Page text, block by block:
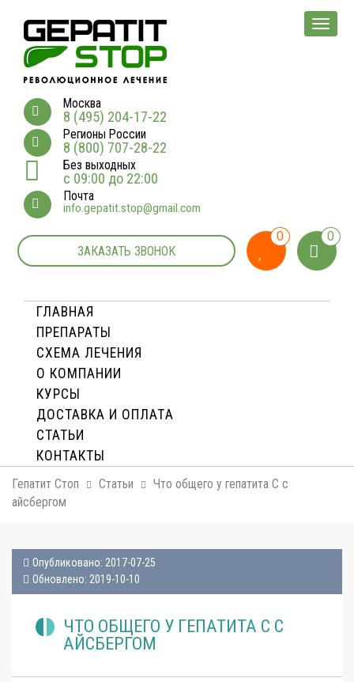
Москва
8 (495) 204-17-22
Регионы России
8 (800) 707-28-22
Без выходных
с 09:00 до 22:00
Почта
info.gepatit.stop@gmail.com
ЗАКАЗАТЬ ЗВОНОК
0 0
ГЛАВНАЯ
ПРЕПАРАТЫ
СХЕМА ЛЕЧЕНИЯ
О КОМПАНИИ
КУРСЫ
ДОСТАВКА И ОПЛАТA
СТАТЬИ
КОНТАКТЫ
Гепатит Стоп Статьи
Что общего у гепатита С с
айсбергом
Опубликовано: 2017-07-25
Обновлено: 2019-10-10
ЧТО ОБЩЕГО У ГЕПАТИТА С С
АЙСБЕРГОМ